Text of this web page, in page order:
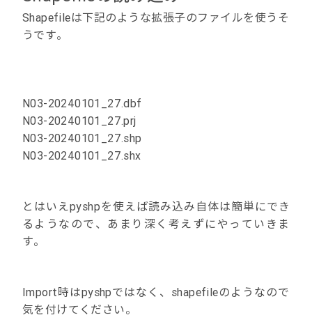
Shapefileは下記のような拡張子のファイルを使うそ
うです。
N03-20240101_27.dbf
N03-20240101_27.prj
N03-20240101_27.shp
N03-20240101_27.shx
とはいえpyshpを使えば読み込み自体は簡単にでき
るようなので、あまり深く考えずにやっていきま
す。
Import時はpyshpではなく、shapefileのようなので
気を付けてください。